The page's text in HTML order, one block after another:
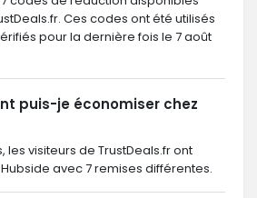
Ces codes ont été utilisés
pour la dernière fois le 7 août
puis-je économiser chez
les visiteurs de TrustDeals.fr ont
avec 7 remises différentes.